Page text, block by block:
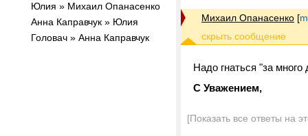
Юлия » Михаил Опанасенко
Анна Каправчук » Юлия
Головач » Анна Каправчук
Михаил Опанасенко [
Надо гнаться "за много
С Уважением,
[Показать все ответы на